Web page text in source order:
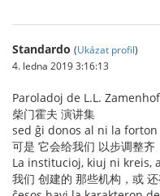
Standardo (Ukázat profil)
4. ledna 2019 3:16:13
Paroladoj de L.L.
柴门霍夫 演讲集
sed ĝi donos al ni la
可是 它会给我们 以步调整齐
La institucioj, kiuj ni kreis,
我们 创建的 那些机构，或 还